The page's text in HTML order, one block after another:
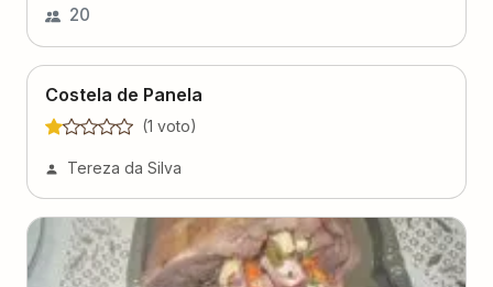
20
Costela de Panela
(1 voto)
Tereza da Silva